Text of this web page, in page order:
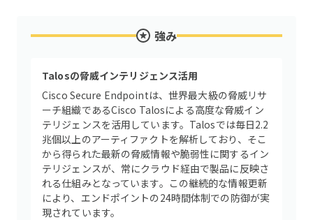
強み
Talosの脅威インテリジェンス活用
Cisco Secure Endpointは、世界最大級の脅威リサ
ーチ組織であるCisco Talosによる高度な脅威イン
テリジェンスを活用しています。Talosでは毎日2.2
兆個以上のアーティファクトを解析しており、そこ
から得られた最新の脅威情報や脆弱性に関するイン
テリジェンスが、常にクラウド経由で製品に反映さ
れる仕組みとなっています。この継続的な情報更新
により、エンドポイントの24時間体制での防御が実
現されています。